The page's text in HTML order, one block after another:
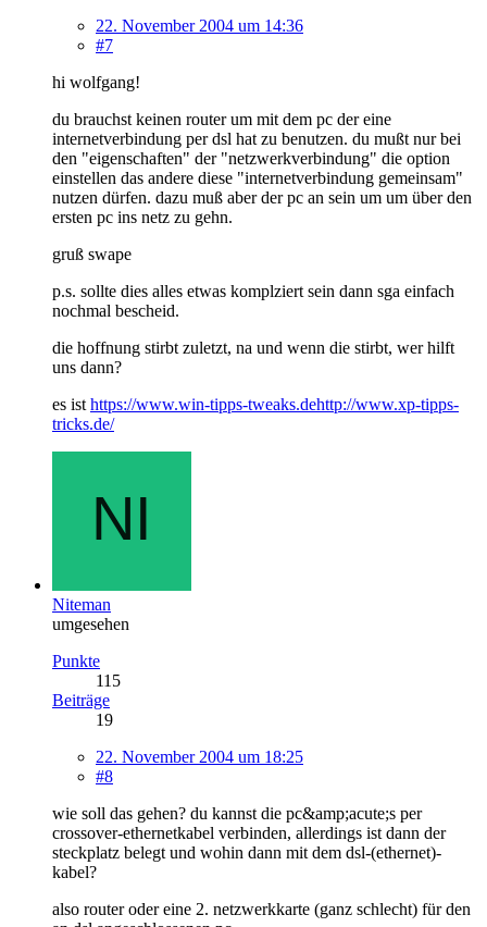
22. November 2004 um 14:36
#7
hi wolfgang!
du brauchst keinen router um mit dem pc der eine
internetverbindung per dsl hat zu benutzen. du mußt nur bei
den "eigenschaften" der "netzwerkverbindung" die option
einstellen das andere diese "internetverbindung gemeinsam"
nutzen dürfen. dazu muß aber der pc an sein um um über den
ersten pc ins netz zu gehn.
gruß swape
p.s. sollte dies alles etwas komplziert sein dann sga einfach
nochmal bescheid.
die hoffnung stirbt zuletzt, na und wenn die stirbt, wer hilft
uns dann?
es ist https://www.win-tipps-tweaks.dehttp://www.xp-tipps-
tricks.de/
Niteman
umgesehen
Punkte
115
Beiträge
19
22. November 2004 um 18:25
#8
wie soll das gehen? du kannst die pc&amp;acute;s per
crossover-ethernetkabel verbinden, allerdings ist dann der
steckplatz belegt und wohin dann mit dem dsl-(ethernet)-
kabel?
also router oder eine 2. netzwerkkarte (ganz schlecht) für den